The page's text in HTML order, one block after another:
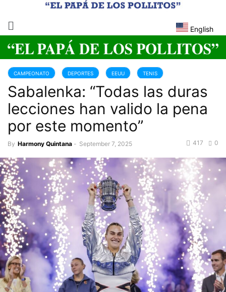
English
CAMPEONATO DEPORTES EEUU TENIS
Sabalenka: “Todas las duras
lecciones han valido la pena
por este momento”
By Harmony Quintana - September 7, 2025 0
417